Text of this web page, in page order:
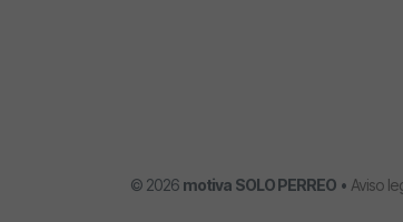
© 2026 motiva SOLO PERREO • Aviso